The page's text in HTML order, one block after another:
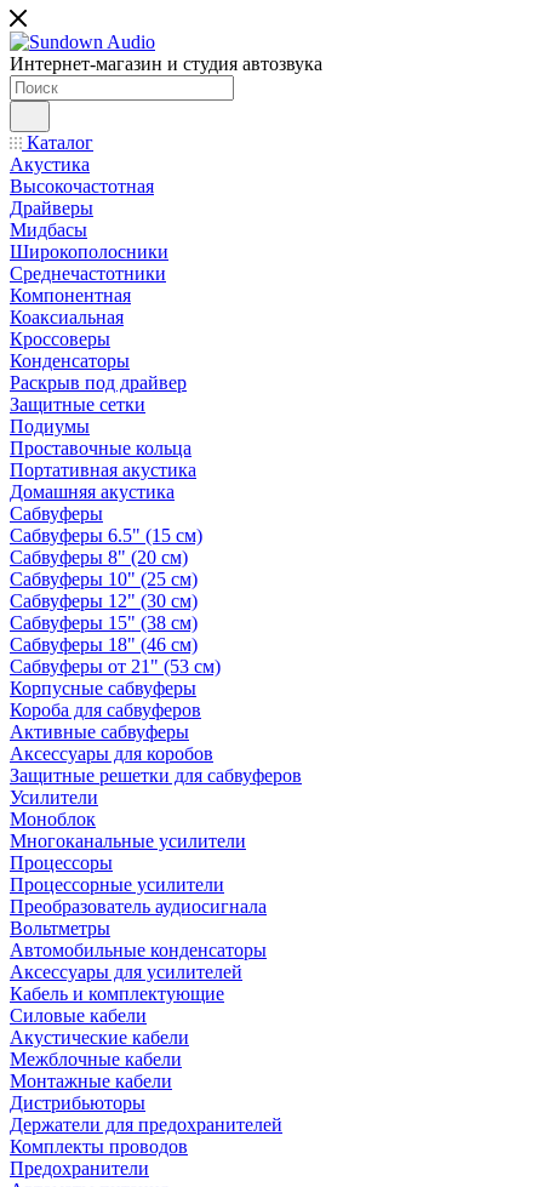
Интернет-магазин и студия автозвука
Каталог
Акустика
Высокочастотная
Драйверы
Мидбасы
Широкополосники
Среднечастотники
Компонентная
Коаксиальная
Кроссоверы
Конденсаторы
Раскрыв под драйвер
Защитные сетки
Подиумы
Проставочные кольца
Портативная акустика
Домашняя акустика
Сабвуферы
Сабвуферы 6.5" (15 см)
Сабвуферы 8" (20 см)
Сабвуферы 10" (25 см)
Сабвуферы 12" (30 см)
Сабвуферы 15" (38 см)
Сабвуферы 18" (46 см)
Сабвуферы от 21" (53 см)
Корпусные сабвуферы
Короба для сабвуферов
Активные сабвуферы
Аксессуары для коробов
Защитные решетки для сабвуферов
Усилители
Моноблок
Многоканальные усилители
Процессоры
Процессорные усилители
Преобразователь аудиосигнала
Вольтметры
Автомобильные конденсаторы
Аксессуары для усилителей
Кабель и комплектующие
Силовые кабели
Акустические кабели
Межблочные кабели
Монтажные кабели
Дистрибьюторы
Держатели для предохранителей
Комплекты проводов
Предохранители